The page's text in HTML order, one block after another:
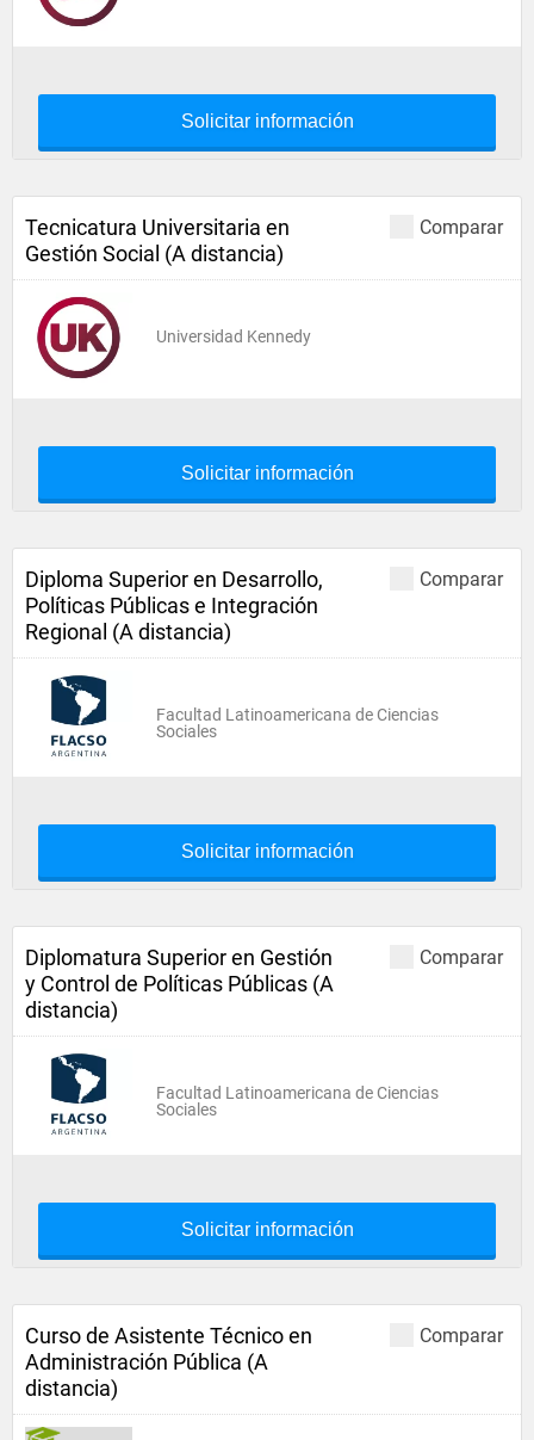
Solicitar información
Comparar
Tecnicatura Universitaria en
Gestión Social (A distancia)
Universidad Kennedy
Solicitar información
Comparar
Diploma Superior en Desarrollo,
Políticas Públicas e Integración
Regional (A distancia)
Facultad Latinoamericana de Ciencias
Sociales
Solicitar información
Comparar
Diplomatura Superior en Gestión
y Control de Políticas Públicas (A
distancia)
Facultad Latinoamericana de Ciencias
Sociales
Solicitar información
Comparar
Curso de Asistente Técnico en
Administración Pública (A
distancia)